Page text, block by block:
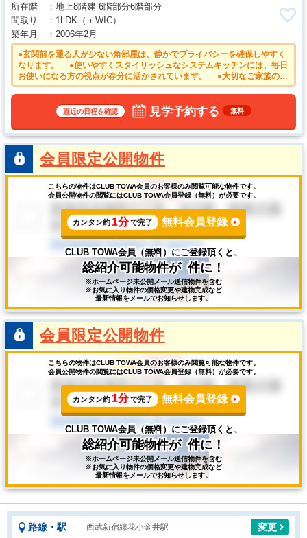
所在階
地上8階建 6階部分6階部分
間取り
1LDK （＋WIC）
築年月
2006年2月
●玄関前を通る人が少ない角部屋は、静かでプライバシーを確保しやすく
なります。 ●使いやすくスタイリッシュなシステムキッチンには、毎日
お使いになる方の視点が存分に活かされています。 ●大切なご家族の一
員であるペットと一緒に暮らせるマンション！（細則有） ●浴室換気乾
●キッチンには家事時間を短縮する食洗機付き
直近の日程を確認 見学予約する 無料
会員限定公開物件
こちらの物件はCLUB TOWA会員のお客様のみ閲覧可能な物件です。
会員公開物件の閲覧にはCLUB TOWA会員登録（無料）が必要です。
カンタン約 1分で完了 無料会員登録
CLUB TOWA会員（無料）にご登録頂くと、
総紹介可能物件が 件に！
※ホームページ未公開メール送信物件を含む
※お気に入り物件の価格変更や建物完成など
最新情報をメールでお知らせします。
会員限定公開物件
こちらの物件はCLUB TOWA会員のお客様のみ閲覧可能な物件です。
会員公開物件の閲覧にはCLUB TOWA会員登録（無料）が必要です。
カンタン約 1分で完了 無料会員登録
CLUB TOWA会員（無料）にご登録頂くと、
総紹介可能物件が 件に！
※ホームページ未公開メール送信物件を含む
※お気に入り物件の価格変更や建物完成など
最新情報をメールでお知らせします。
路線・駅 西武新宿線花小金井駅 変更